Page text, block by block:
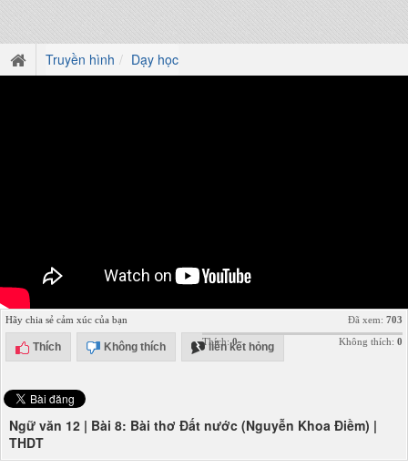
Truyền hình Dạy học
Hãy chia sẻ cảm xúc của bạn
Thích Không thích liên kết hỏng
Đã xem: 703
Thích:0 Không thích: 0
Ngữ văn 12 | Bài 8: Bài thơ Đất nước (Nguyễn Khoa Điềm) |
THDT